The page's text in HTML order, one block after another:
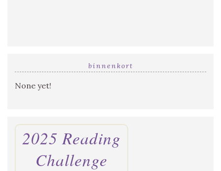
binnenkort
None yet!
2025 Reading
Challenge